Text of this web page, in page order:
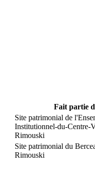
Fait partie
Site patrimonial de
Institutionnel-du-Centre-
Rimouski
Site patrimonial du
Rimouski